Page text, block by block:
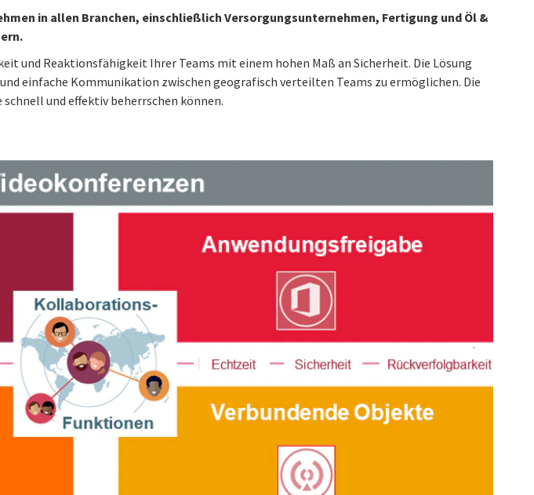
in allen Branchen, einschließlich Versorgungsunternehmen, Fertigung und Öl &
und Reaktionsfähigkeit Ihrer Teams mit einem hohen Maß an Sicherheit. Die Lösung
einfache Kommunikation zwischen geografisch verteilten Teams zu ermöglichen. Die
und effektiv beherrschen können.